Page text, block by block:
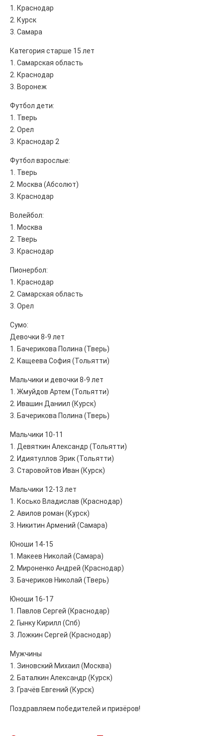
1. Краснодар
2. Курск
3. Самара
Категория старше 15 лет
1. Самарская область
2. Краснодар
3. Воронеж
Футбол дети:
1. Тверь
2. Орел
3. Краснодар 2
Футбол взрослые:
1. Тверь
2. Москва (Абсолют)
3. Краснодар
Волейбол:
1. Москва
2. Тверь
3. Краснодар
Пионербол:
1. Краснодар
2. Самарская область
3. Орел
Сумо:
Девочки 8-9 лет
1. Бачерикова Полина (Тверь)
2. Кащеева София (Тольятти)
Мальчики и девочки 8-9 лет
1. Жмуйдов Артем (Тольятти)
2. Ивашин Даниил (Курск)
3. Бачерикова Полина (Тверь)
Мальчики 10-11
1. Девяткин Александр (Тольятти)
2. Идиятуллов Эрик (Тольятти)
3. Старовойтов Иван (Курск)
Мальчики 12-13 лет
1. Косько Владислав (Краснодар)
2. Авилов роман (Курск)
3. Никитин Армений (Самара)
Юноши 14-15
1. Макеев Николай (Самара)
2. Мироненко Андрей (Краснодар)
3. Бачериков Николай (Тверь)
Юноши 16-17
1. Павлов Сергей (Краснодар)
2. Гынку Кирилл (Спб)
3. Ложкин Сергей (Краснодар)
Мужчины
1. Зиновский Михаил (Москва)
2. Баталкин Александр (Курск)
3. Грачёв Евгений (Курск)
Поздравляем победителей и призёров!